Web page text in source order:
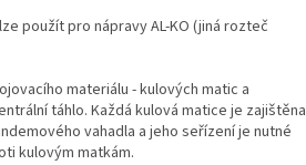
použít pro nápravy AL-KO (jiná rozteč
materiálu - kulových matic a
táhlo. Každá kulová matice je zajištěna
vahadla a jeho seřízení je nutné
kulovým matkám.